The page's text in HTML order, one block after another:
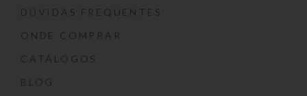
DÚVIDAS FREQUENTES
ONDE COMPRAR
CATÁLOGOS
BLOG